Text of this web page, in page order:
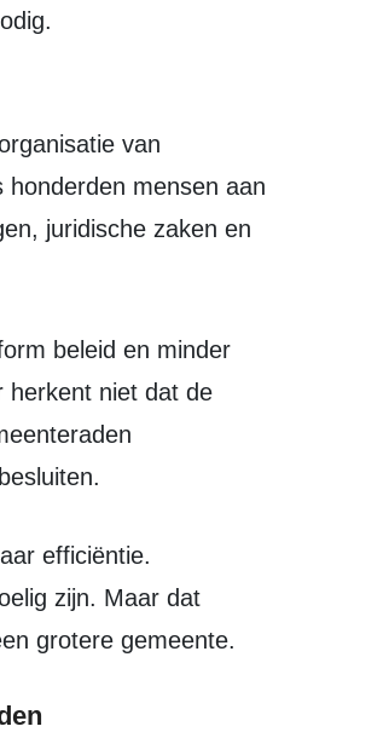
honderden mensen aan
juridische zaken en
herkent niet dat de
zijn. Maar dat
grotere gemeente.